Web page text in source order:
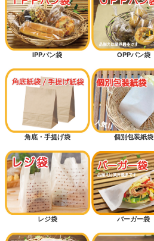
IPPパン袋 OPPパン袋
角底・手提げ袋 個別包装紙袋
レジ袋 バーガー袋